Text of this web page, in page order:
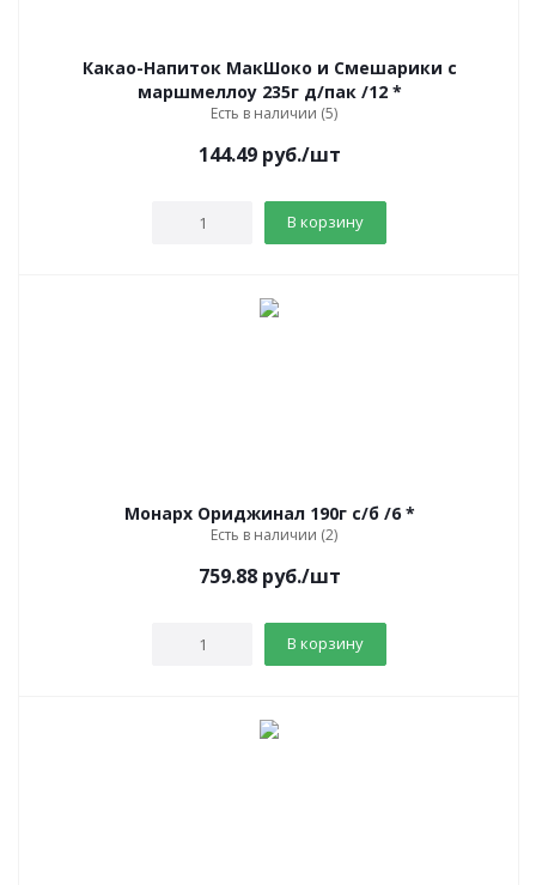
Какао-Напиток МакШоко и Смешарики с
маршмеллоу 235г д/пак /12 *
Есть в наличии (5)
144.49руб./шт
В корзину
Монарх Ориджинал 190г c/б /6 *
Есть в наличии (2)
759.88руб./шт
В корзину